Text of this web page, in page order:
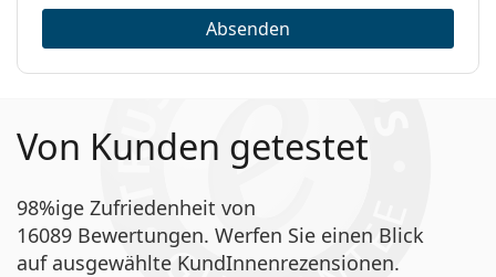
Absenden
Von Kunden getestet
98%ige Zufriedenheit von
16089 Bewertungen. Werfen Sie einen Blick
auf ausgewählte KundInnenrezensionen.